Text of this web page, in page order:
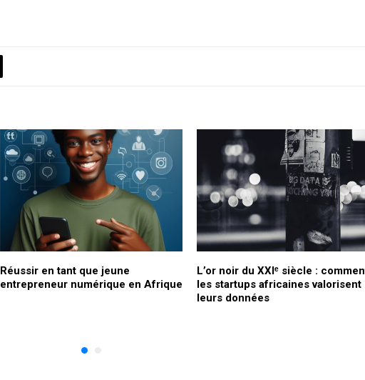
Réussir en tant que jeune
entrepreneur numérique en Afrique
L’or noir du XXIᵉ siècle :
les startups africaines valorisent
leurs données